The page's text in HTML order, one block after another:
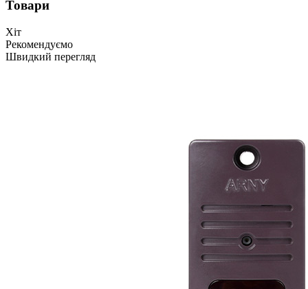
Товари
Хіт
Рекомендуємо
Швидкий перегляд